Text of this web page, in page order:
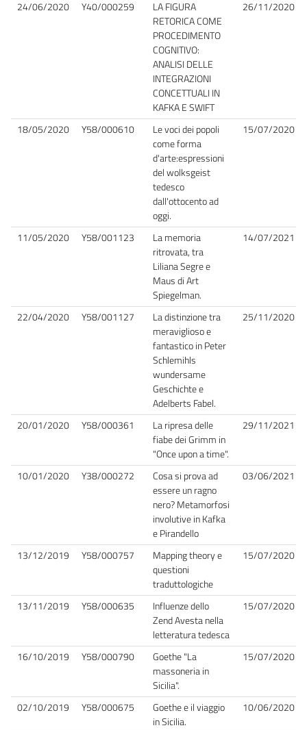
24/06/2020 Y40/000259
LA FIGURA
RETORICA COME
PROCEDIMENTO
COGNITIVO:
ANALISI DELLE
INTEGRAZIONI
CONCETTUALI IN
KAFKA E SWIFT
26/11/2020
18/05/2020 Y58/000610
Le voci dei popoli
come forma
d'arte:espressioni
del wolksgeist
tedesco
dall'ottocento ad
oggi.
15/07/2020
11/05/2020 Y58/001123
La memoria
ritrovata, tra
Liliana Segre e
Maus di Art
Spiegelman.
14/07/2021
22/04/2020 Y58/001127
La distinzione tra
meraviglioso e
fantastico in Peter
Schlemihls
wundersame
Geschichte e
Adelberts Fabel.
25/11/2020
20/01/2020 Y58/000361
La ripresa delle
fiabe dei Grimm in
"Once upon a time".
29/11/2021
10/01/2020 Y38/000272
Cosa si prova ad
essere un ragno
nero? Metamorfosi
involutive in Kafka
e Pirandello
03/06/2021
13/12/2019 Y58/000757
Mapping theory e
questioni
traduttologiche
15/07/2020
13/11/2019 Y58/000635
Influenze dello
Zend Avesta nella
letteratura tedesca
15/07/2020
16/10/2019 Y58/000790
Goethe "La
massoneria in
Sicilia".
15/07/2020
02/10/2019 Y58/000675
Goethe e il viaggio
in Sicilia.
10/06/2020